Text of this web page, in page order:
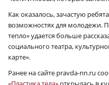
Как оказалось, зачастую
возможностях для молодежи.
тепло» удается больше
социального театра,
карте».
Ранее на сайте pravda-nn.ru